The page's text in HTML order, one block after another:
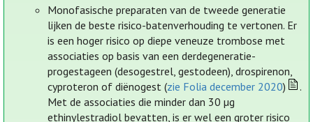
Monofasische preparaten van de tweede generatie
lijken de beste risico-batenverhouding te vertonen. Er
is een hoger risico op diepe veneuze trombose met
associaties op basis van een derdegeneratie-
progestageen (desogestrel, gestodeen), drospirenon,
cyproteron of diënogest (zie Folia december 2020)
.
Met de associaties die minder dan 30 µg
ethinylestradiol bevatten, is er wel een groter risico